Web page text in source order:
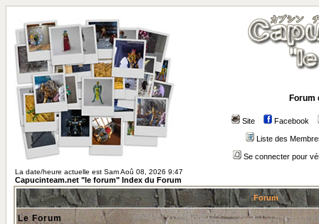
Forum
Site Facebook
Liste des
Se connecter pour
La date/heure actuelle est Sam Aoû 08, 2026 9:47
Capucinteam.net "le forum" Index du Forum
Forum
Le Forum